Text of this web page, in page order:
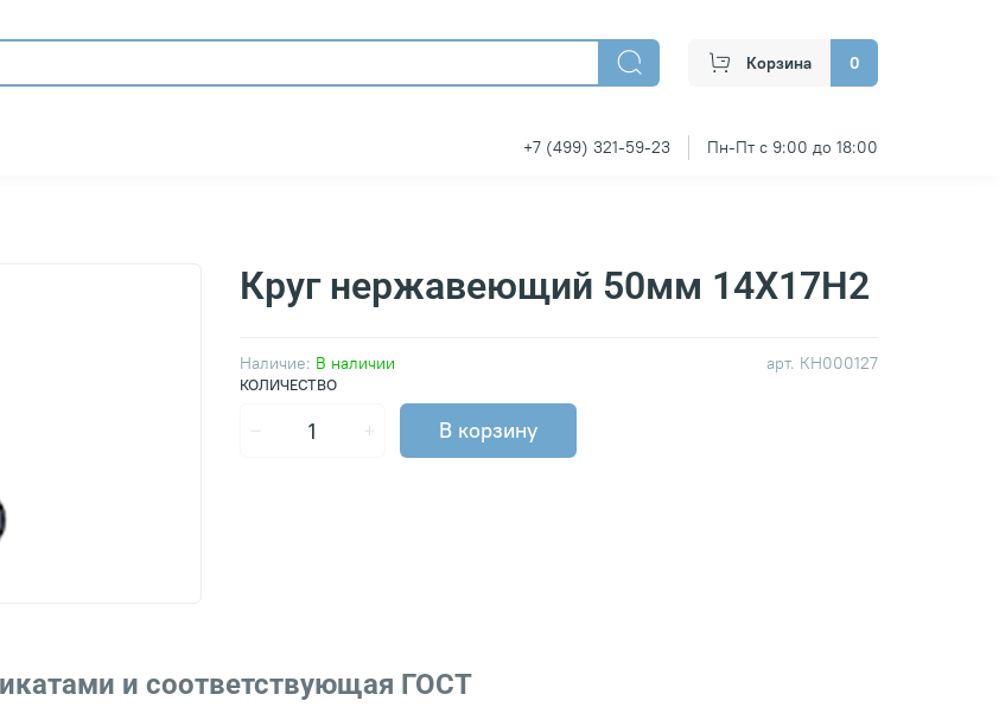
Корзина 0
+7 (499) 321-59-23 Пн-Пт с 9:00 до 18:00
арт. КН000127
Наличие: В наличии
Круг нержавеющий 50мм 14Х17Н2
КОЛИЧЕСТВО
В корзину
и соответствующая ГОСТ